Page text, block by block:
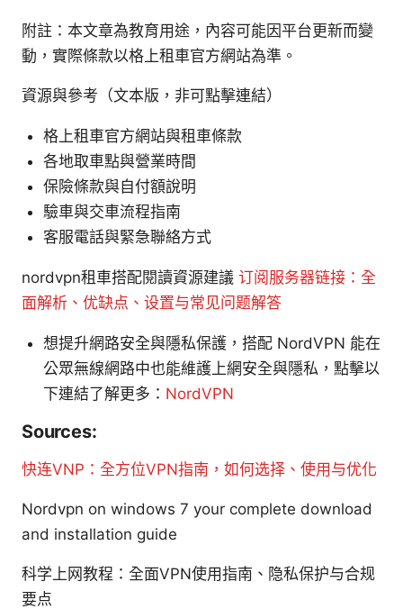
附註：本文章為教育用途，內容可能因平台更新而變
動，實際條款以格上租車官方網站為準。
資源與參考（文本版，非可點擊連結）
格上租車官方網站與租車條款
各地取車點與營業時間
保險條款與自付額說明
驗車與交車流程指南
客服電話與緊急聯絡方式
nordvpn租車搭配閱讀資源建議 订阅服务器链接：全
面解析、优缺点、设置与常见问题解答
想提升網路安全與隱私保護，搭配 NordVPN 能在
公眾無線網路中也能維護上網安全與隱私，點擊以
下連結了解更多： NordVPN
Sources:
快连VNP：全方位VPN指南，如何选择、使用与优化
Nordvpn on windows 7 your complete download
and installation guide
科学上网教程：全面VPN使用指南、隐私保护与合规
要点